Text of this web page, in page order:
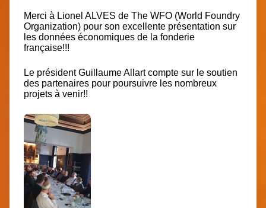
Merci à Lionel ALVES de The WFO (World Foundry
Organization) pour son excellente présentation sur
les données économiques de la fonderie
française!!!
Le président Guillaume Allart compte sur le soutien
des partenaires pour poursuivre les nombreux
projets à venir!!